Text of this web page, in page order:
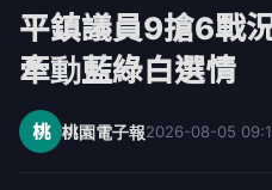
平鎮議員9搶6戰
牽動藍綠白選情
桃 桃園電子報2026-08-05